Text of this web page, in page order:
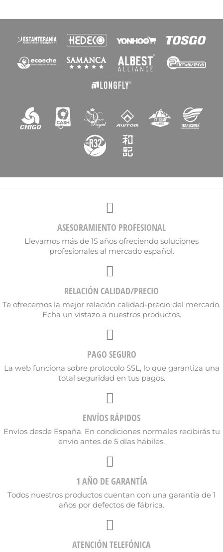
ASESORAMIENTO PROFESIONAL
Llevamos más de 15 años ofreciendo soluciones
profesionales al mercado español.
RELACIÓN CALIDAD/PRECIO
Te ofrecemos la mejor relación calidad-precio del mercado.
Echa un vistazo a nuestros productos.
PAGO SEGURO
La web funciona sobre protocolo SSL, lo que garantiza una
total seguridad en tus pagos.
ENVÍOS RÁPIDOS
Envíos desde España. En condiciones normales recibirás tu
envío antes de 5 días hábiles.
1 AÑO DE GARANTÍA
Todos nuestros productos cuentan con una garantía de 1
años por defectos de fábrica.
ATENCIÓN TELEFÓNICA
Crear lista de deseos ×